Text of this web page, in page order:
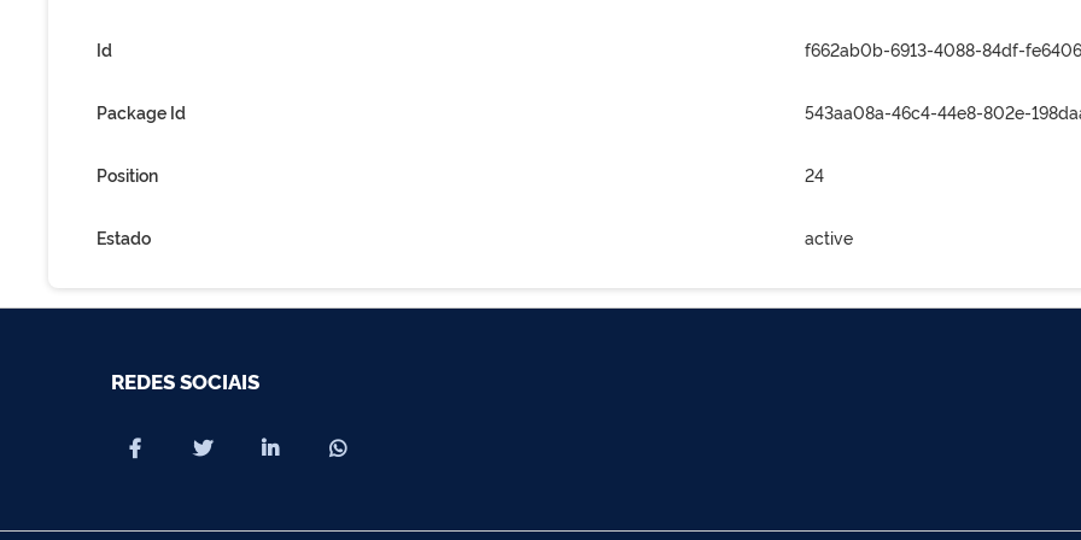
Id f662ab0b-6913-4088-84df-
Package Id 543aa08a-46c4-44e8-802e-
Position 24
Estado active
REDES SOCIAIS